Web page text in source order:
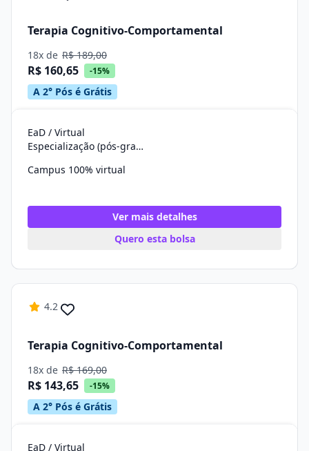
Terapia Cognitivo-Comportamental
18x de R$ 189,00
R$ 160,65 -15%
A 2° Pós é Grátis
EaD / Virtual
Especialização (pós-graduação)
Campus 100% virtual
Ver mais detalhes
Quero esta bolsa
4.2
Terapia Cognitivo-Comportamental
18x de R$ 169,00
R$ 143,65 -15%
A 2° Pós é Grátis
EaD / Virtual